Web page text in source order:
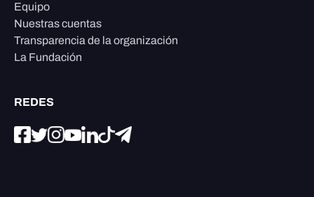
Equipo
Nuestras cuentas
Transparencia de la organización
La Fundación
REDES